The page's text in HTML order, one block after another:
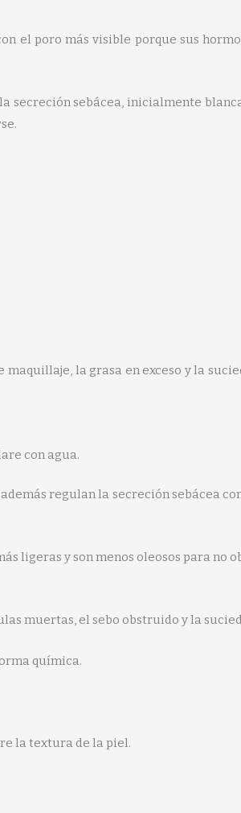
el poro más visible porque sus
secreción sebácea, inicialmente
la grasa en exceso y la
con agua.
regulan la secreción sebácea
ligeras y son menos oleosos para no
muertas, el sebo obstruido y la
química.
la textura de la piel.